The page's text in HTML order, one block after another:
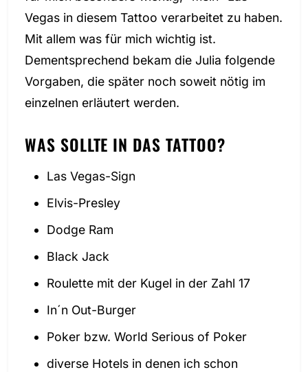
Vegas in diesem Tattoo verarbeitet zu haben.
Mit allem was für mich wichtig ist.
Dementsprechend bekam die Julia folgende
Vorgaben, die später noch soweit nötig im
einzelnen erläutert werden.
WAS SOLLTE IN DAS TATTOO?
Las Vegas-Sign
Elvis-Presley
Dodge Ram
Black Jack
Roulette mit der Kugel in der Zahl 17
In´n Out-Burger
Poker bzw. World Serious of Poker
diverse Hotels in denen ich schon